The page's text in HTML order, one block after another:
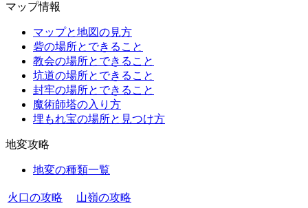
マップ情報
マップと地図の見方
砦の場所とできること
教会の場所とできること
坑道の場所とできること
封牢の場所とできること
魔術師塔の入り方
埋もれ宝の場所と見つけ方
地変攻略
地変の種類一覧
火口の攻略
山嶺の攻略